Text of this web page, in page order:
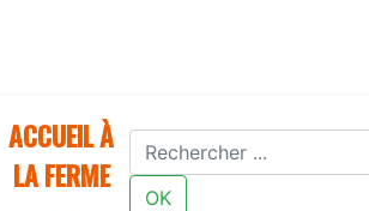
ACCUEIL À
LA FERME
OK